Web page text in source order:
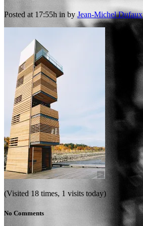
Posted at 17:55h in by Jean-Michel Dufaux
(Visited 18 times, 1 visits today)
No Comments